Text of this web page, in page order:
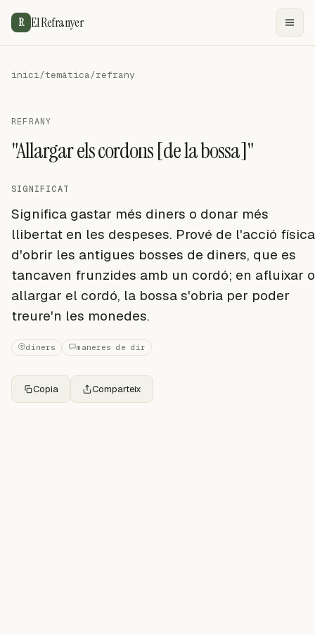
R El Refranyer
inici/temàtica/refrany
REFRANY
"Allargar els cordons [de la bossa]"
SIGNIFICAT
Significa gastar més diners o donar més
llibertat en les despeses. Prové de l'acció física
d'obrir les antigues bosses de diners, que es
tancaven frunzides amb un cordó; en afluixar o
allargar el cordó, la bossa s'obria per poder
treure'n les monedes.
diners maneres de dir
Copia Comparteix